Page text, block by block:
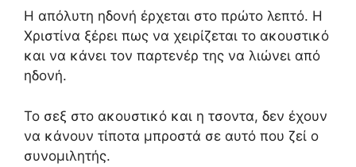
Η απόλυτη ηδονή έρχεται στο πρώτο λεπτό. Η
Χριστίνα ξέρει πως να χειρίζεται το ακουστικό
και να κάνει τον παρτενέρ της να λιώνει από
ηδονή.
Το σεξ στο ακουστικό και η τσοντα, δεν έχουν
να κάνουν τίποτα μπροστά σε αυτό που ζεί ο
συνομιλητής.